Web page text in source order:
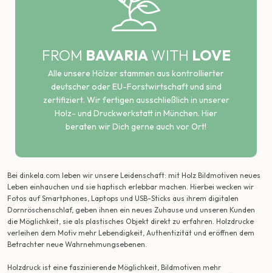
FROM BAVARIA WITH LOVE
Alle unsere Hölzer stammen aus kontrollierter
deutscher oder EU-Forstwirtschaft und sind
zertifiziert. Wir fertigen ausschließlich in unserer
Holz- und Druckwerkstatt in München. Hier
beraten wir Dich gerne auch vor Ort!
Bei dinkela.com leben wir unsere Leidenschaft: mit Holz Bildmotiven neues
Leben einhauchen und sie haptisch erlebbar machen. Hierbei wecken wir
Fotos auf Smartphones, Laptops und USB-Sticks aus ihrem digitalen
Dornröschenschlaf, geben ihnen ein neues Zuhause und unseren Kunden
die Möglichkeit, sie als plastisches Objekt direkt zu erfahren. Holzdrucke
verleihen dem Motiv mehr Lebendigkeit, Authentizität und eröffnen dem
Betrachter neue Wahrnehmungsebenen.
Holzdruck ist eine faszinierende Möglichkeit, Bildmotiven mehr